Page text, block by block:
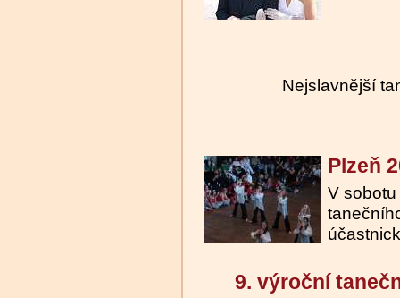
Nejslavnější
Plzeň
V
9. výroční